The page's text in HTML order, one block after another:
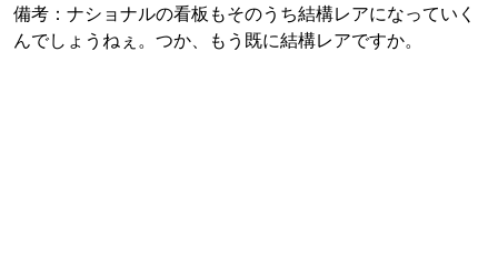
備考：ナショナルの看板もそのうち結構レアになっていく
んでしょうねぇ。つか、もう既に結構レアですか。